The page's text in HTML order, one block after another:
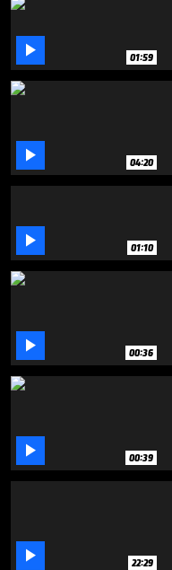
minute,
 01:59
 04:20
 01:10
 00:36
 00:39
 22:29